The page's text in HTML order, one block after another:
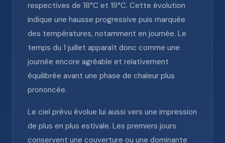
respectives de 18°C et 19°C. Cette évolution
indique une hausse progressive puis marquée
des températures, notamment en journée. Le
temps du 1 juillet apparaît donc comme une
journée encore agréable et relativement
équilibrée avant une phase de chaleur plus
prononcée.
Le ciel prévu évolue lui aussi vers une impression
de plus en plus estivale. Les premiers jours
conservent une couverture ou une dominante